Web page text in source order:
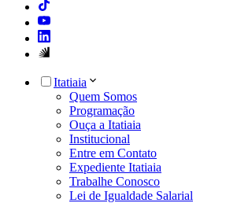
Itatiaia
Quem Somos
Programação
Ouça a Itatiaia
Institucional
Entre em Contato
Expediente Itatiaia
Trabalhe Conosco
Lei de Igualdade Salarial